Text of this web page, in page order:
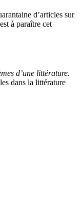
d’articles sur
à paraître cet
d’une littérature.
dans la littérature